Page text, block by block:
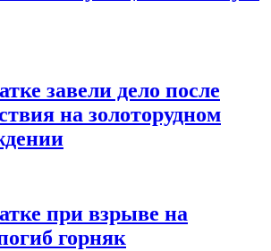
завели дело после
на золоторудном
при взрыве на
горняк